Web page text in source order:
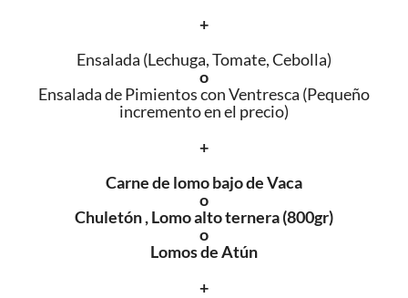
+
Ensalada (Lechuga, Tomate, Cebolla)
o
Ensalada de Pimientos con Ventresca (Pequeño
incremento en el precio)
+
Carne de lomo bajo de Vaca
o
Chuletón , Lomo alto ternera (800gr)
o
Lomos de Atún
+